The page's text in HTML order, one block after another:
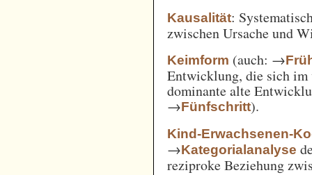
Kausalität:
zwischen Ursache und
Keimform (auch: →
Entwicklung, die sich im
dominante alte
→Fünfschritt).
Kind-Erwachsenen-
→Kategorialanalyse
reziproke Beziehung